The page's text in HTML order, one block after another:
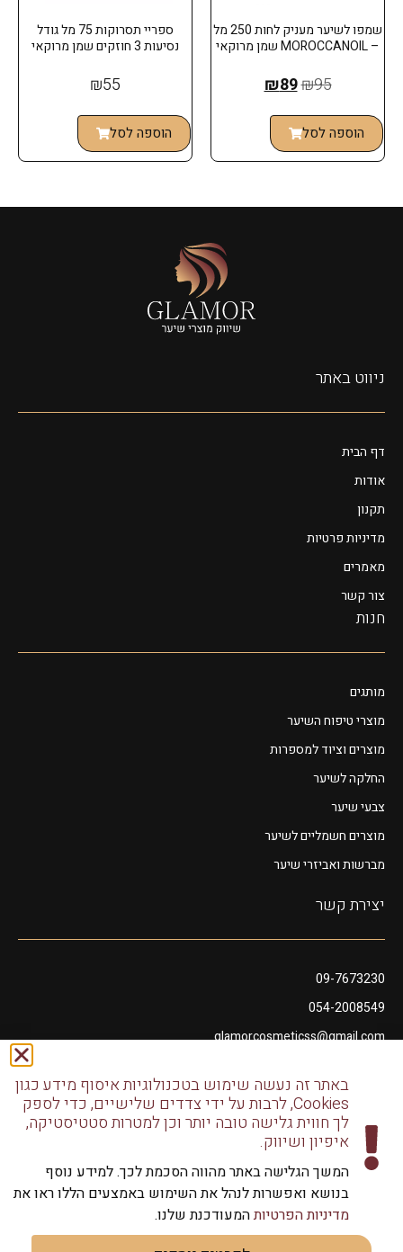
שמפו לשיער מעניק לחות 250 מל
– MOROCCANOIL שמן מרוקאי
₪95
₪89
הוספה לסל
ספריי תסרוקות 75 מל גודל
נסיעות 3 חוזקים שמן מרוקאי
₪55
הוספה לסל
ניווט באתר
דף הבית
אודות
תקנון
מדיניות פרטיות
מאמרים
צור קשר
חנות
מותגים
מוצרי טיפוח השיער
מוצרים וציוד למספרות
החלקה לשיער
צבעי שיער
מוצרים חשמליים לשיער
מברשות ואביזרי שיער
יצירת קשר
09-7673230
054-2008549
glamorcosmeticss@gmail.com
דודו דותן 10, נתניה
כל הזכויות שמורות לגלמור שיווק מוצרי שיער | שיווק למספרות
וליחידים
באתר זה נעשה שימוש בטכנולוגיות איסוף מידע כגון
Cookies, לרבות על ידי צדדים שלישיים, כדי לספק
לך חווית גלישה טובה יותר וכן למטרות סטטיסטיקה,
איפיון ושיווק.
המשך הגלישה באתר מהווה הסכמת לכך. למידע נוסף
בנושא ואפשרות לנהל את השימוש באמצעים הללו ראו את
מדיניות הפרטיותהמעודכנת שלנו.